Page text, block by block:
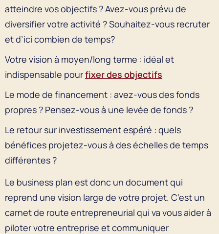
atteindre vos objectifs ? Avez-vous prévu de
diversifier votre activité ? Souhaitez-vous recruter
et d’ici combien de temps?
Votre vision à moyen/long terme : idéal et
indispensable pourfixer des objectifs
Le mode de financement : avez-vous des fonds
propres ? Pensez-vous à une levée de fonds ?
Le retour sur investissement espéré : quels
bénéfices projetez-vous à des échelles de temps
différentes ?
Le business plan est donc un document qui
reprend une vision large de votre projet. C’est un
carnet de route entrepreneurial qui va vous aider à
piloter votre entreprise et communiquer